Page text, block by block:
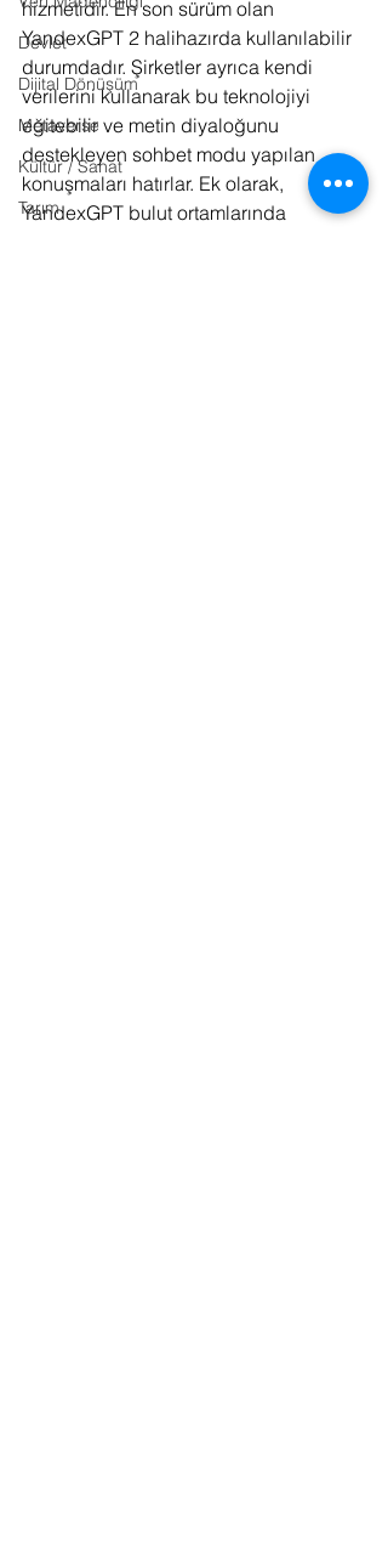
Devlet
Dijital Dönüşüm
Metaverse
Kültür / Sanat
Tarım
hizmetidir. En son sürüm olan
YandexGPT 2 halihazırda kullanılabilir
durumdadır. Şirketler ayrıca kendi
verilerini kullanarak bu teknolojiyi
eğitebilir ve metin diyaloğunu
destekleyen sohbet modu yapılan
konuşmaları hatırlar. Ek olarak,
YandexGPT bulut ortamlarında